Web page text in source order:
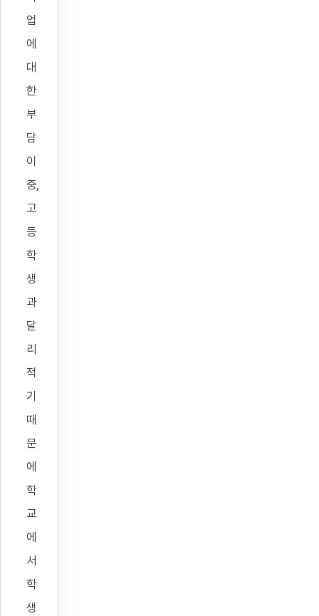
업
에
대
한
부
담
이
중,
고
등
학
생
과
달
리
적
기
때
문
에
학
교
에
서
학
생